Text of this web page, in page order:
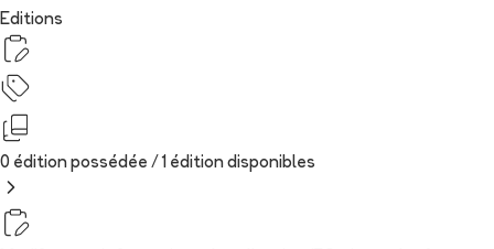
Editions
0 édition possédée / 1 édition disponibles